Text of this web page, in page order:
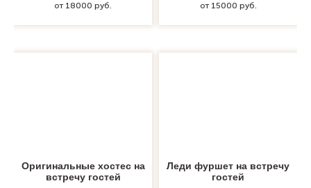
от 18000 руб. от 15000 руб.
Оригинальные хостес на
встречу гостей
Леди фуршет на встречу
гостей